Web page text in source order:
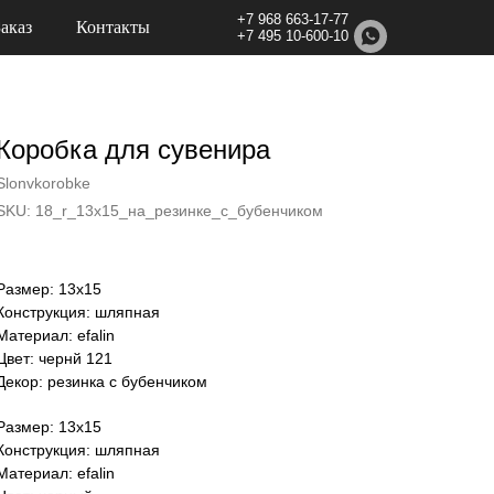
Контакты
+7 968 663-17-77
+7 495 10-600-10
для сувенира
18_r_13x15_на_резинке_с_бубенчиком
13х15
шляпная
efalin
чернй 121
резинка с бубенчиком
13х15
шляпная
efalin